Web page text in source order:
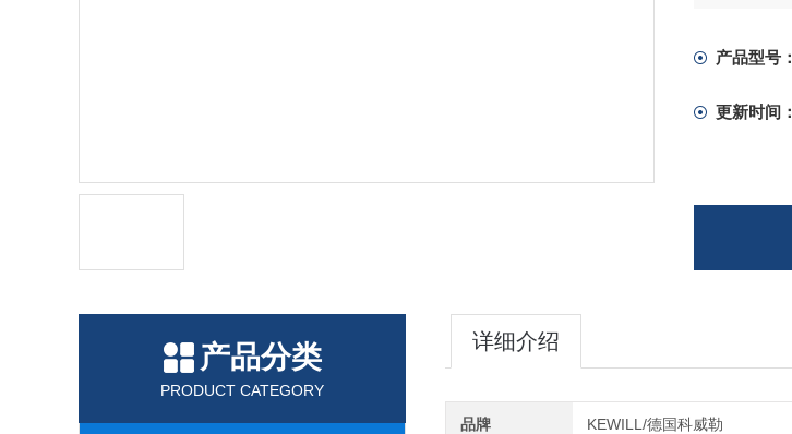
产品型号：
更新时间：
产品分类
PRODUCT CATEGORY
详细介绍
品牌 KEWILL/德国科威勒